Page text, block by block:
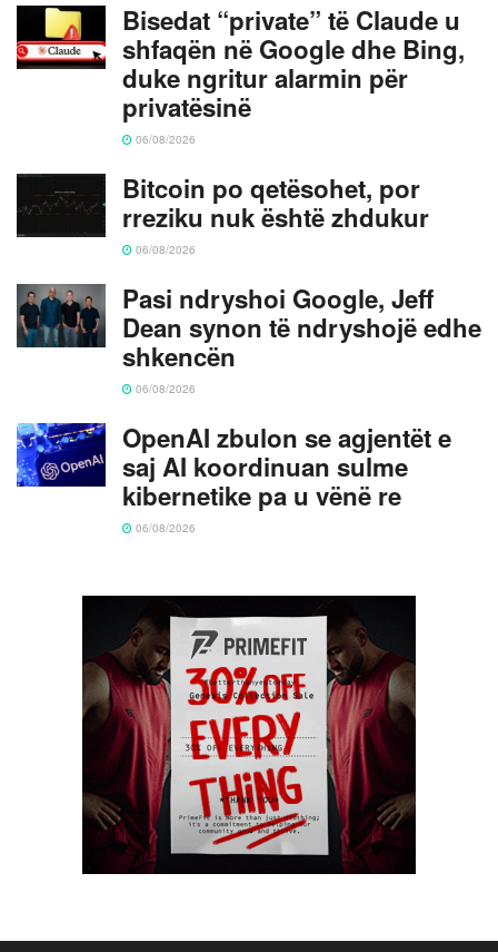
Bisedat “private” të Claude u
shfaqën në Google dhe Bing,
duke ngritur alarmin për
privatësinë
06/08/2026
Bitcoin po qetësohet, por
rreziku nuk është zhdukur
06/08/2026
Pasi ndryshoi Google, Jeff
Dean synon të ndryshojë edhe
shkencën
06/08/2026
OpenAI zbulon se agjentët e
saj AI koordinuan sulme
kibernetike pa u vënë re
06/08/2026